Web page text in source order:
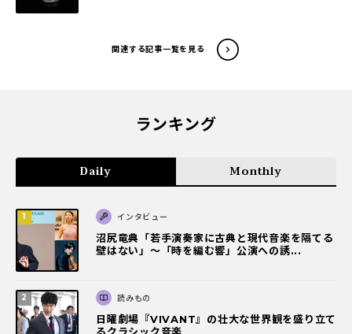
関連する記事一覧を見る
ランキング
Daily Monthly
インタビュー
沼尻竜典「若手演奏家に古典と現代音楽を隔てる
壁はない」～「時を編む響」公演への誘...
読みもの
日曜劇場『VIVANT』の壮大な世界観を盛り立て